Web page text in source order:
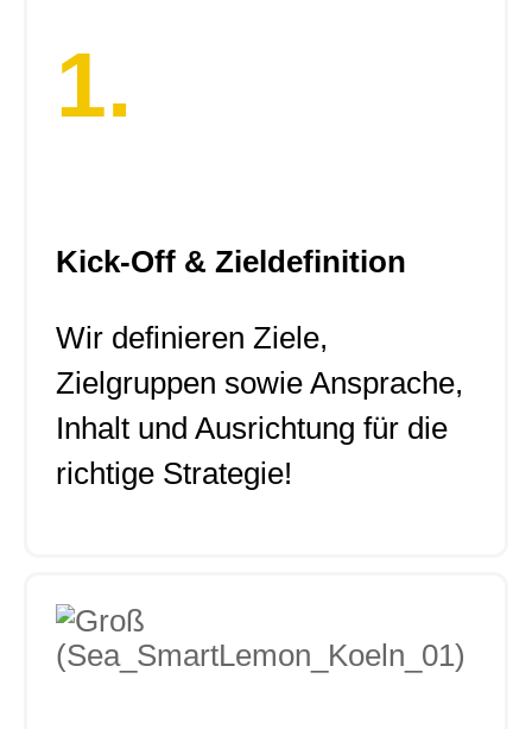
1.
Kick-Off & Zieldefinition
Wir definieren Ziele,
Zielgruppen sowie Ansprache,
Inhalt und Ausrichtung für die
richtige Strategie!